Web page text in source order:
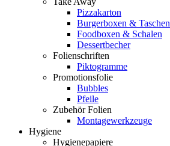
Pizzakarton
Burgerboxen & Taschen
Foodboxen & Schalen
Dessertbecher
Folienschriften
Piktogramme
Promotionsfolie
Bubbles
Pfeile
Zubehör Folien
Montagewerkzeuge
Hygiene
Hygienepapiere